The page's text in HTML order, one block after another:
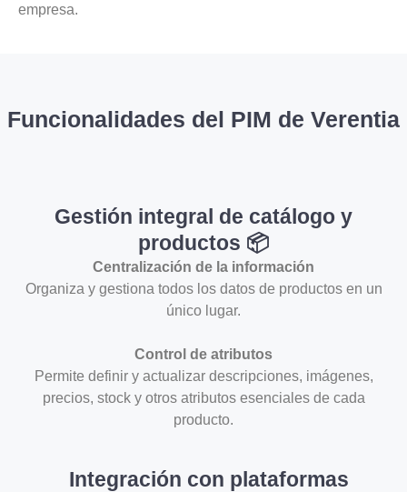
empresa.
Funcionalidades del PIM de Verentia
Gestión integral de catálogo y
productos 📦
Centralización de la información
Organiza y gestiona todos los datos de productos en un
único lugar.
Control de atributos
Permite definir y actualizar descripciones, imágenes,
precios, stock y otros atributos esenciales de cada
producto.
Integración con plataformas